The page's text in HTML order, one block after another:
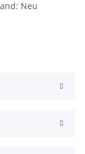
Neu